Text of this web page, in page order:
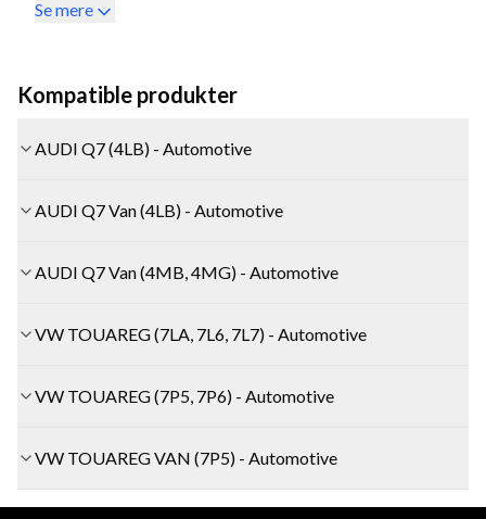
Se mere
Kompatible produkter
AUDI Q7 (4LB) - Automotive
AUDI Q7 Van (4LB) - Automotive
AUDI Q7 Van (4MB, 4MG) - Automotive
VW TOUAREG (7LA, 7L6, 7L7) - Automotive
VW TOUAREG (7P5, 7P6) - Automotive
VW TOUAREG VAN (7P5) - Automotive